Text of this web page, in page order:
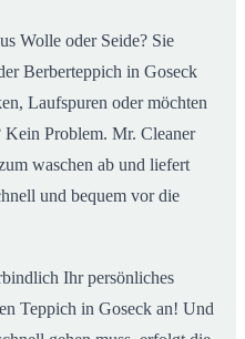
Wolle oder Seide? Sie
Berberteppich in Goseck
Laufspuren oder möchten
Kein Problem. Mr. Cleaner
waschen ab und liefert
und bequem vor die
Ihr persönliches
Teppich in Goseck an! Und